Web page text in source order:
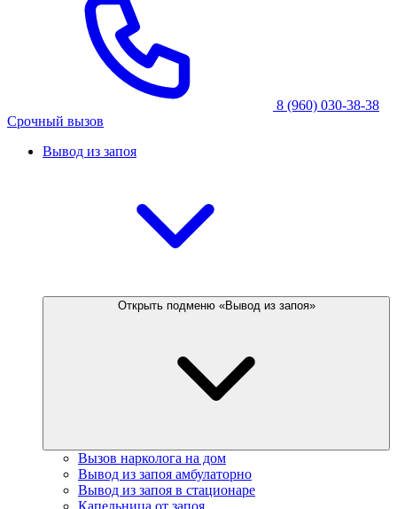
8 (960) 030-38-38
Срочный вызов
Вывод из запоя
Открыть подменю «Вывод из запоя»
Вызов нарколога на дом
Вывод из запоя амбулаторно
Вывод из запоя в стационаре
Капельница от запоя